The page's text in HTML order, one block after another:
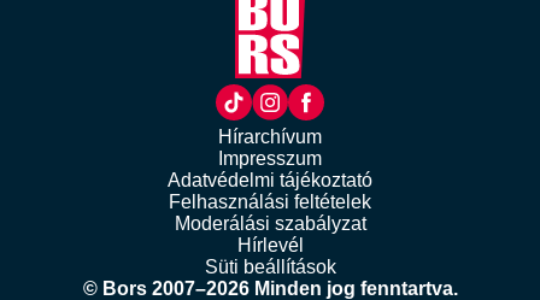
Hírarchívum
Impresszum
Adatvédelmi tájékoztató
Felhasználási feltételek
Moderálási szabályzat
Hírlevél
Süti beállítások
© Bors 2007–2026 Minden jog fenntartva.